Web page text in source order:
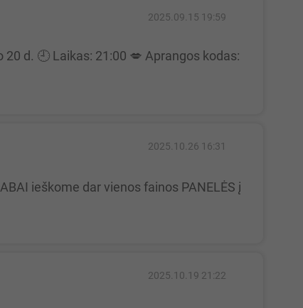
2025.09.15 19:59
2025.10.26 16:31
2025.10.19 21:22